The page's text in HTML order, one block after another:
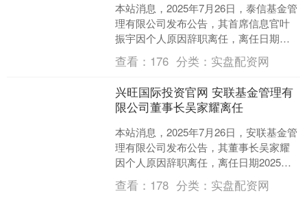
本站消息，2025年7月26日，泰信基金管
理有限公司发布公告，其首席信息官叶
振宇因个人原因辞职离任，离任日期
2025年7月26日。 泰信基金成立于2003
年，截....
查看： 176 分类： 实盘配资网
兴旺国际投资官网 安联基金管理有
限公司董事长吴家耀离任
本站消息，2025年7月26日，安联基金管
理有限公司发布公告，其董事长吴家耀
因个人原因辞职离任，离任日期2025年7
月25日。 安联基金成立于2023年，截至
目....
查看： 178 分类： 实盘配资网